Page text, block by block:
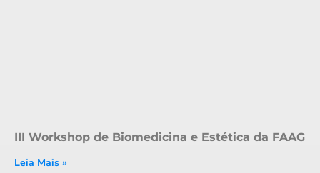
III Workshop de Biomedicina e Estética da FAAG
Leia Mais »